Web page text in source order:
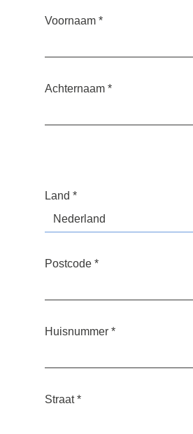
Voornaam *
Achternaam *
Land *
Nederland
Postcode *
Huisnummer *
Straat*